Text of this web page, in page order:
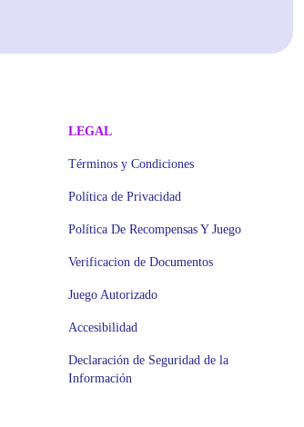
LEGAL
Términos y Condiciones
Política de Privacidad
Política De Recompensas Y Juego
Verificacion de Documentos
Juego Autorizado
Accesibilidad
Declaración de Seguridad de la
Información